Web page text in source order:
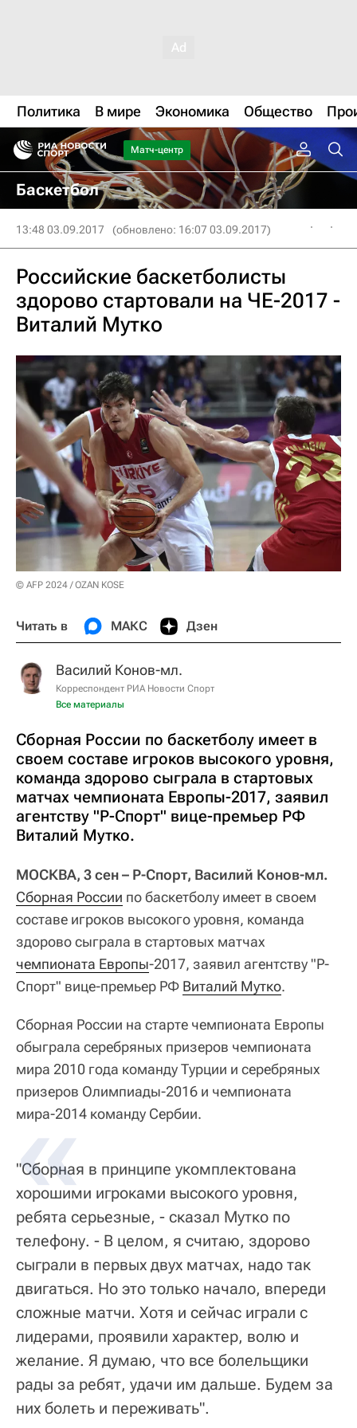
Политика В мире Экономика Общество
Матч-центр
Баскетбол
13:48 03.09.2017 (обновлено: 16:07 03.09.2017)
Российские баскетболисты
здорово стартовали на ЧЕ-2017 -
Виталий Мутко
© AFP 2024 / OZAN KOSE
Читать в МАКС Дзен
Василий Конов-мл.
Корреспондент РИА Новости Спорт
Все материалы
Сборная России по баскетболу имеет в
своем составе игроков высокого уровня,
команда здорово сыграла в стартовых
матчах чемпионата Европы-2017, заявил
агентству "Р-Спорт" вице-премьер РФ
Виталий Мутко.
МОСКВА, 3 сен – Р-Спорт, Василий Конов-мл.
Сборная России по баскетболу имеет в своем
составе игроков высокого уровня, команда
здорово сыграла в стартовых матчах
чемпионата Европы-2017, заявил агентству "Р-
Спорт" вице-премьер РФ Виталий Мутко.
Сборная России на старте чемпионата Европы
обыграла серебряных призеров чемпионата
мира 2010 года команду Турции и серебряных
призеров Олимпиады-2016 и чемпионата
мира-2014 команду Сербии.
"Сборная в принципе укомплектована
хорошими игроками высокого уровня,
ребята серьезные, - сказал Мутко по
телефону. - В целом, я считаю, здорово
сыграли в первых двух матчах, надо так
двигаться. Но это только начало, впереди
сложные матчи. Хотя и сейчас играли с
лидерами, проявили характер, волю и
желание. Я думаю, что все болельщики
рады за ребят, удачи им дальше. Будем за
них болеть и переживать".